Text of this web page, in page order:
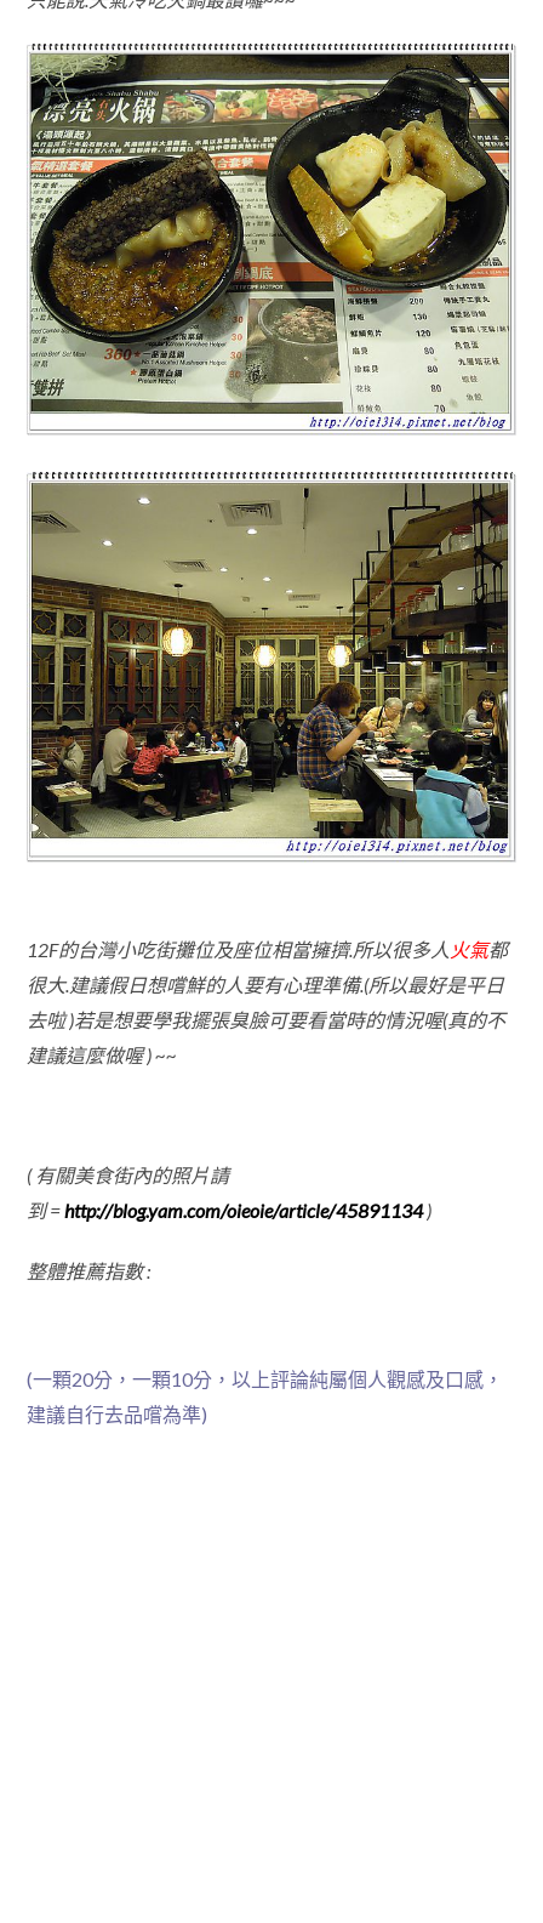
12F的台灣小吃街攤位及座位相當擁擠.所以很多人 火氣都
很大.建議假日想嚐鮮的人要有心理準備.(所以最好是平日
去啦 )若是想要學我擺張臭臉可要看當時的情況喔(真的不
建議這麼做喔 ) ~~
( 有關美食街內的照片請
到 =http://blog.yam.com/oieoie/article/45891134)
整體推薦指數 :
(一顆20分，一顆10分，以上評論純屬個人觀感及口感，
建議自行去品嚐為準)